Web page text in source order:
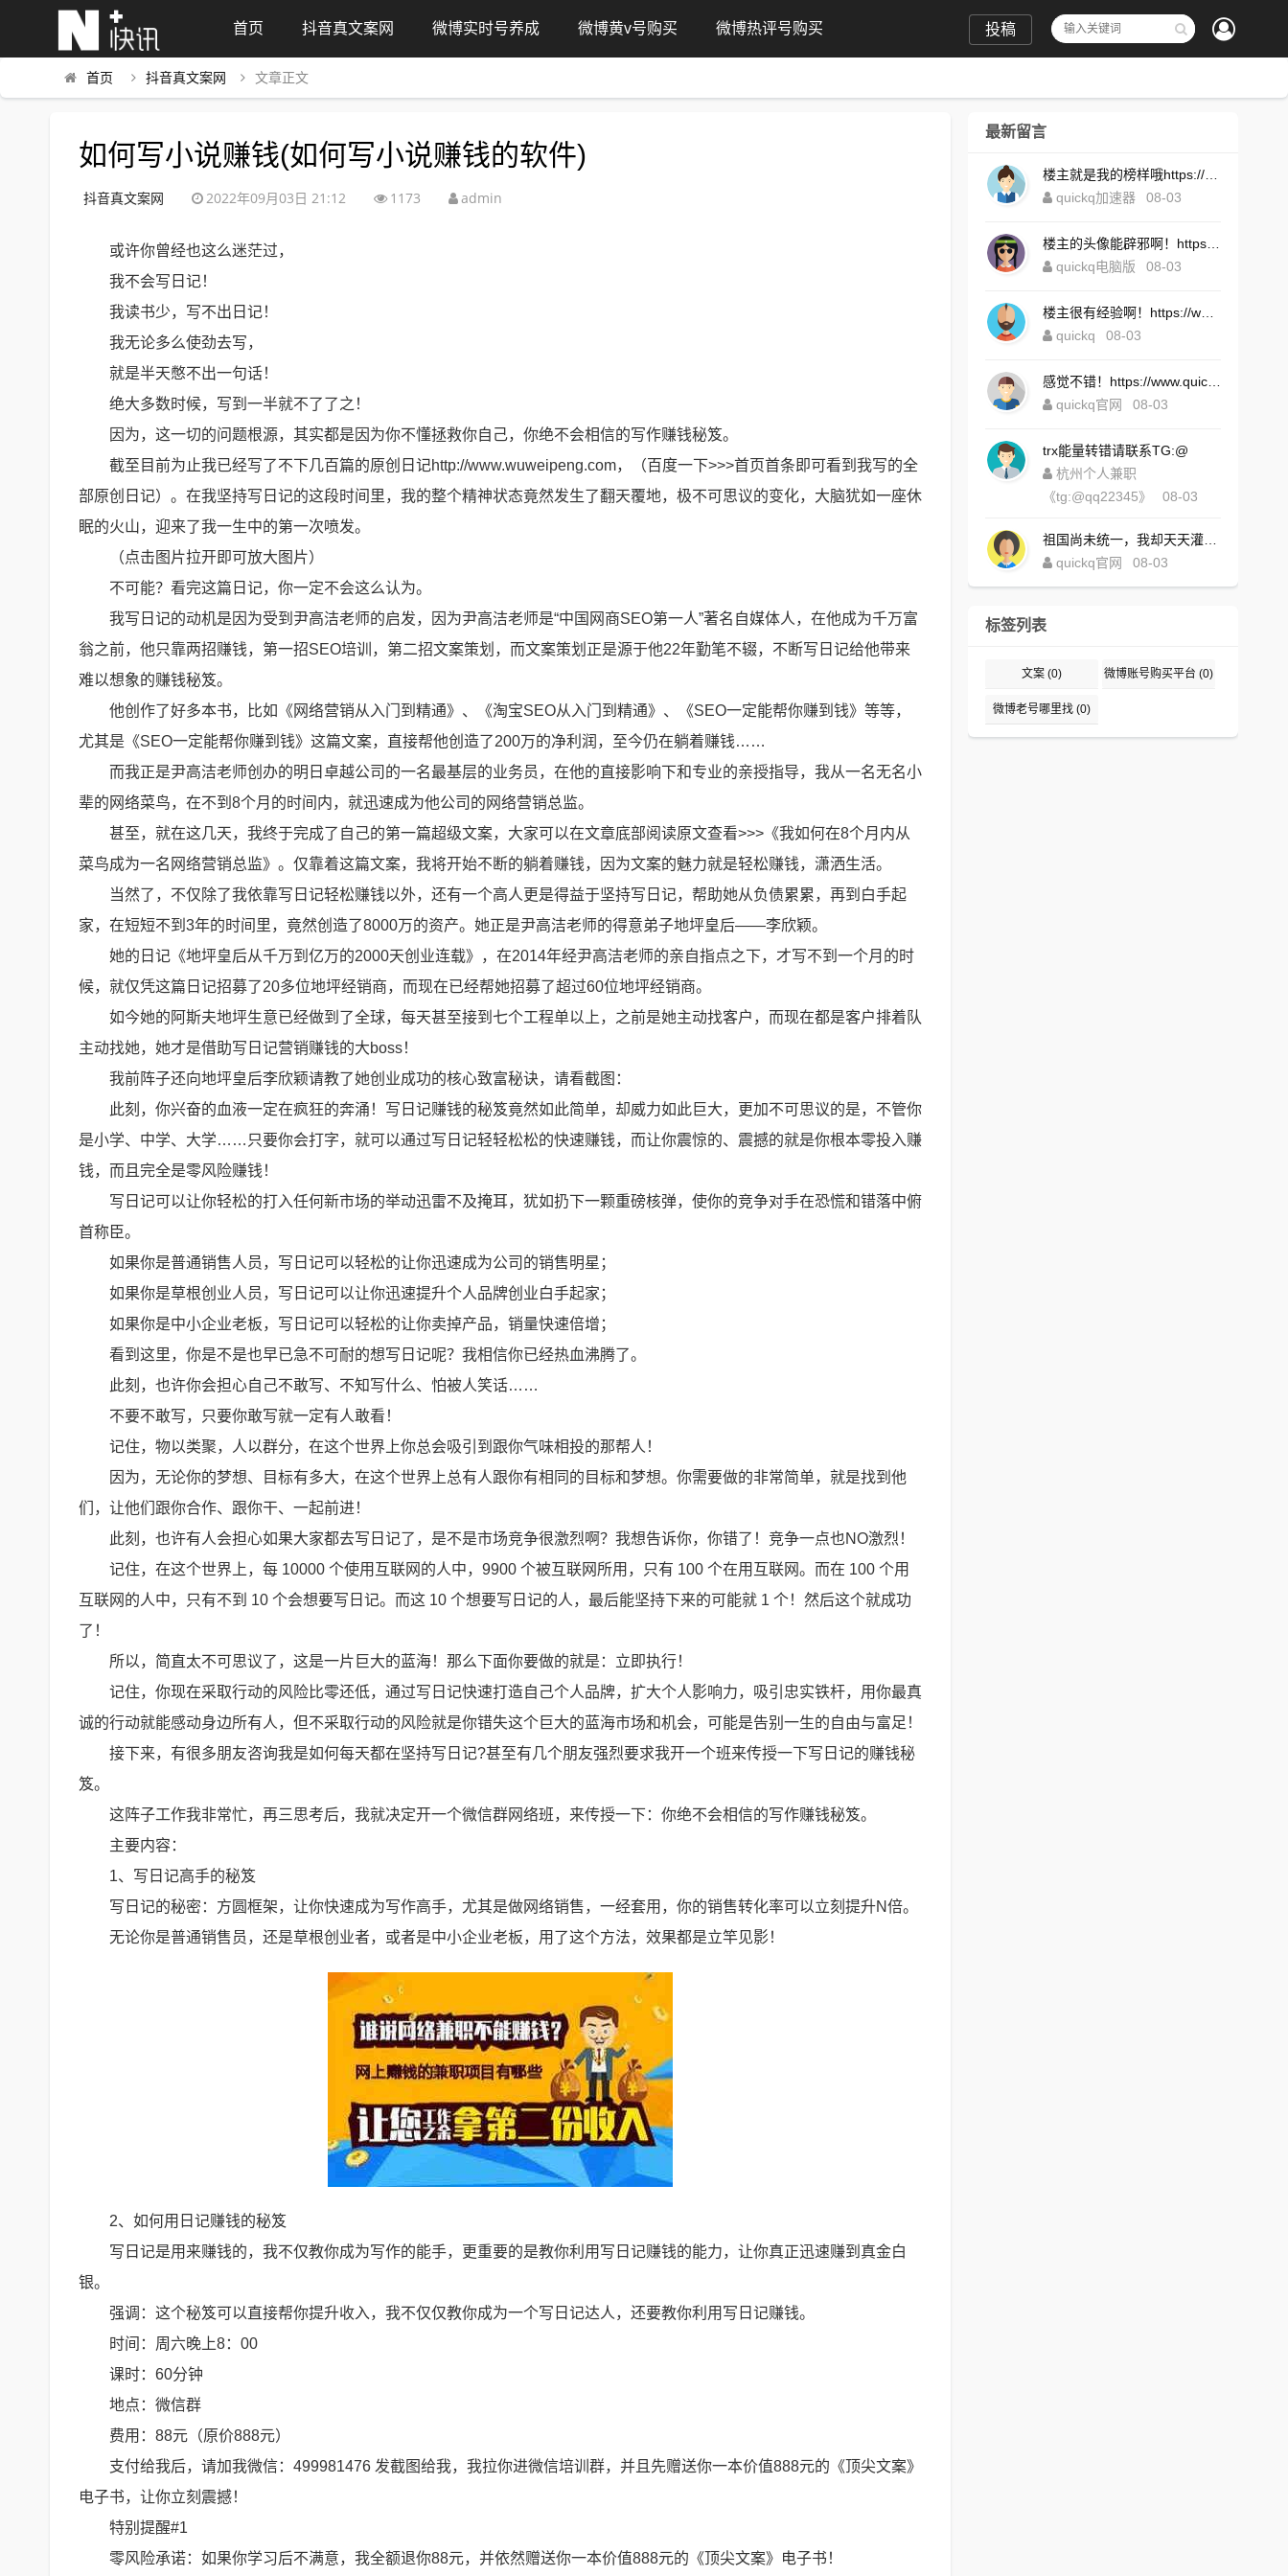
首页 抖音真文案网 微博实时号养成 微博黄v号购买 微博热评号购买 投稿
首页 抖音真文案网 文章正文
如何写小说赚钱(如何写小说赚钱的软件)
抖音真文案网 2022年09月03日 21:12 1173 admin
或许你曾经也这么迷茫过，
我不会写日记！
我读书少，写不出日记！
我无论多么使劲去写，
就是半天憋不出一句话！
绝大多数时候，写到一半就不了了之！
因为，这一切的问题根源，其实都是因为你不懂拯救你自己，你绝不会相信的写作赚钱秘笈。
截至目前为止我已经写了不下几百篇的原创日记http://www.wuweipeng.com，（百度一下>>>首页首条即可看到我写的全
部原创日记）。在我坚持写日记的这段时间里，我的整个精神状态竟然发生了翻天覆地，极不可思议的变化，大脑犹如一座休
眠的火山，迎来了我一生中的第一次喷发。
（点击图片拉开即可放大图片）
不可能？看完这篇日记，你一定不会这么认为。
我写日记的动机是因为受到尹高洁老师的启发，因为尹高洁老师是“中国网商SEO第一人”著名自媒体人，在他成为千万富
翁之前，他只靠两招赚钱，第一招SEO培训，第二招文案策划，而文案策划正是源于他22年勤笔不辍，不断写日记给他带来
难以想象的赚钱秘笈。
他创作了好多本书，比如《网络营销从入门到精通》、《淘宝SEO从入门到精通》、《SEO一定能帮你赚到钱》等等，
尤其是《SEO一定能帮你赚到钱》这篇文案，直接帮他创造了200万的净利润，至今仍在躺着赚钱……
而我正是尹高洁老师创办的明日卓越公司的一名最基层的业务员，在他的直接影响下和专业的亲授指导，我从一名无名小
辈的网络菜鸟，在不到8个月的时间内，就迅速成为他公司的网络营销总监。
甚至，就在这几天，我终于完成了自己的第一篇超级文案，大家可以在文章底部阅读原文查看>>>《我如何在8个月内从
菜鸟成为一名网络营销总监》。仅靠着这篇文案，我将开始不断的躺着赚钱，因为文案的魅力就是轻松赚钱，潇洒生活。
当然了，不仅除了我依靠写日记轻松赚钱以外，还有一个高人更是得益于坚持写日记，帮助她从负债累累，再到白手起
家，在短短不到3年的时间里，竟然创造了8000万的资产。她正是尹高洁老师的得意弟子地坪皇后——李欣颖。
她的日记《地坪皇后从千万到亿万的2000天创业连载》，在2014年经尹高洁老师的亲自指点之下，才写不到一个月的时
候，就仅凭这篇日记招募了20多位地坪经销商，而现在已经帮她招募了超过60位地坪经销商。
如今她的阿斯夫地坪生意已经做到了全球，每天甚至接到七个工程单以上，之前是她主动找客户，而现在都是客户排着队
主动找她，她才是借助写日记营销赚钱的大boss！
我前阵子还向地坪皇后李欣颖请教了她创业成功的核心致富秘诀，请看截图：
此刻，你兴奋的血液一定在疯狂的奔涌！写日记赚钱的秘笈竟然如此简单，却威力如此巨大，更加不可思议的是，不管你
是小学、中学、大学……只要你会打字，就可以通过写日记轻轻松松的快速赚钱，而让你震惊的、震撼的就是你根本零投入赚
钱，而且完全是零风险赚钱！
写日记可以让你轻松的打入任何新市场的举动迅雷不及掩耳，犹如扔下一颗重磅核弹，使你的竞争对手在恐慌和错落中俯
首称臣。
如果你是普通销售人员，写日记可以轻松的让你迅速成为公司的销售明星；
如果你是草根创业人员，写日记可以让你迅速提升个人品牌创业白手起家；
如果你是中小企业老板，写日记可以轻松的让你卖掉产品，销量快速倍增；
看到这里，你是不是也早已急不可耐的想写日记呢？我相信你已经热血沸腾了。
此刻，也许你会担心自己不敢写、不知写什么、怕被人笑话……
不要不敢写，只要你敢写就一定有人敢看！
记住，物以类聚，人以群分，在这个世界上你总会吸引到跟你气味相投的那帮人！
因为，无论你的梦想、目标有多大，在这个世界上总有人跟你有相同的目标和梦想。你需要做的非常简单，就是找到他
们，让他们跟你合作、跟你干、一起前进！
此刻，也许有人会担心如果大家都去写日记了，是不是市场竞争很激烈啊？我想告诉你，你错了！竞争一点也NO激烈！
记住，在这个世界上，每 10000 个使用互联网的人中，9900 个被互联网所用，只有 100 个在用互联网。而在 100 个用
互联网的人中，只有不到 10 个会想要写日记。而这 10 个想要写日记的人，最后能坚持下来的可能就 1 个！然后这个就成功
了！
所以，简直太不可思议了，这是一片巨大的蓝海！那么下面你要做的就是：立即执行！
记住，你现在采取行动的风险比零还低，通过写日记快速打造自己个人品牌，扩大个人影响力，吸引忠实铁杆，用你最真
诚的行动就能感动身边所有人，但不采取行动的风险就是你错失这个巨大的蓝海市场和机会，可能是告别一生的自由与富足！
接下来，有很多朋友咨询我是如何每天都在坚持写日记?甚至有几个朋友强烈要求我开一个班来传授一下写日记的赚钱秘
笈。
这阵子工作我非常忙，再三思考后，我就决定开一个微信群网络班，来传授一下：你绝不会相信的写作赚钱秘笈。
主要内容：
1、写日记高手的秘笈
写日记的秘密：方圆框架，让你快速成为写作高手，尤其是做网络销售，一经套用，你的销售转化率可以立刻提升N倍。
无论你是普通销售员，还是草根创业者，或者是中小企业老板，用了这个方法，效果都是立竿见影！
2、如何用日记赚钱的秘笈
写日记是用来赚钱的，我不仅教你成为写作的能手，更重要的是教你利用写日记赚钱的能力，让你真正迅速赚到真金白
银。
强调：这个秘笈可以直接帮你提升收入，我不仅仅教你成为一个写日记达人，还要教你利用写日记赚钱。
时间：周六晚上8：00
课时：60分钟
地点：微信群
费用：88元（原价888元）
支付给我后，请加我微信：499981476 发截图给我，我拉你进微信培训群，并且先赠送你一本价值888元的《顶尖文案》
电子书，让你立刻震撼！
特别提醒#1
零风险承诺：如果你学习后不满意，我全额退你88元，并依然赠送你一本价值888元的《顶尖文案》电子书！
最新留言
quickq加速器
08-03
quickq电脑版
08-03
quickq
08-03
quickq官网
08-03
trx能量转错请联系TG:@
杭州个人兼职
《tg:@qq22345》
08-03
quickq官网
08-03
标签列表
文案 (0) 微博账号购买平台 (0)
微博老号哪里找 (0)